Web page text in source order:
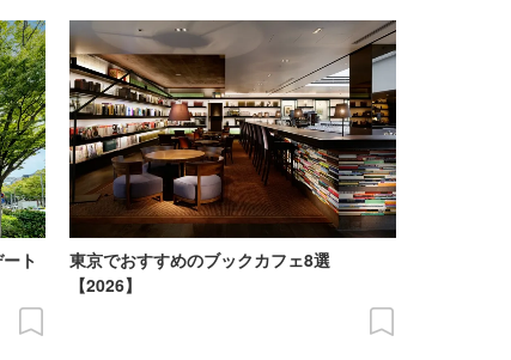
ト
東京でおすすめのブックカフェ8選
【2026】